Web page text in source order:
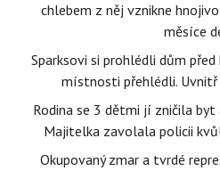
chlebem z něj vznikne
měsíce
Sparksovi si prohlédli dům
místnosti přehlédli.
Rodina se 3 dětmi jí zničila
Majitelka zavolala policii
Okupovaný zmar a tvrdé